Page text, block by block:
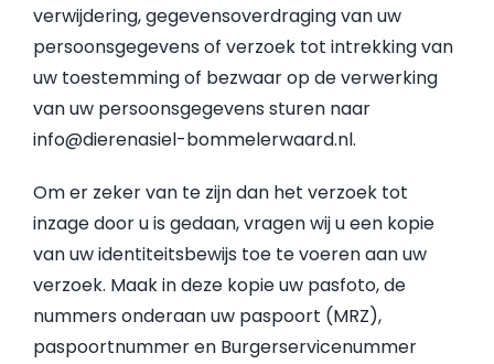
verwijdering, gegevensoverdraging van uw
persoonsgegevens of verzoek tot intrekking van
uw toestemming of bezwaar op de verwerking
van uw persoonsgegevens sturen naar
info@dierenasiel-bommelerwaard.nl.
Om er zeker van te zijn dan het verzoek tot
inzage door u is gedaan, vragen wij u een kopie
van uw identiteitsbewijs toe te voeren aan uw
verzoek. Maak in deze kopie uw pasfoto, de
nummers onderaan uw paspoort (MRZ),
paspoortnummer en Burgerservicenummer